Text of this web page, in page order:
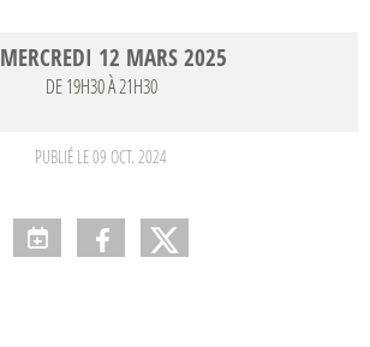
MERCREDI 12 MARS2025
DE 19H30 À 21H30
PUBLIÉ LE09 OCT. 2024